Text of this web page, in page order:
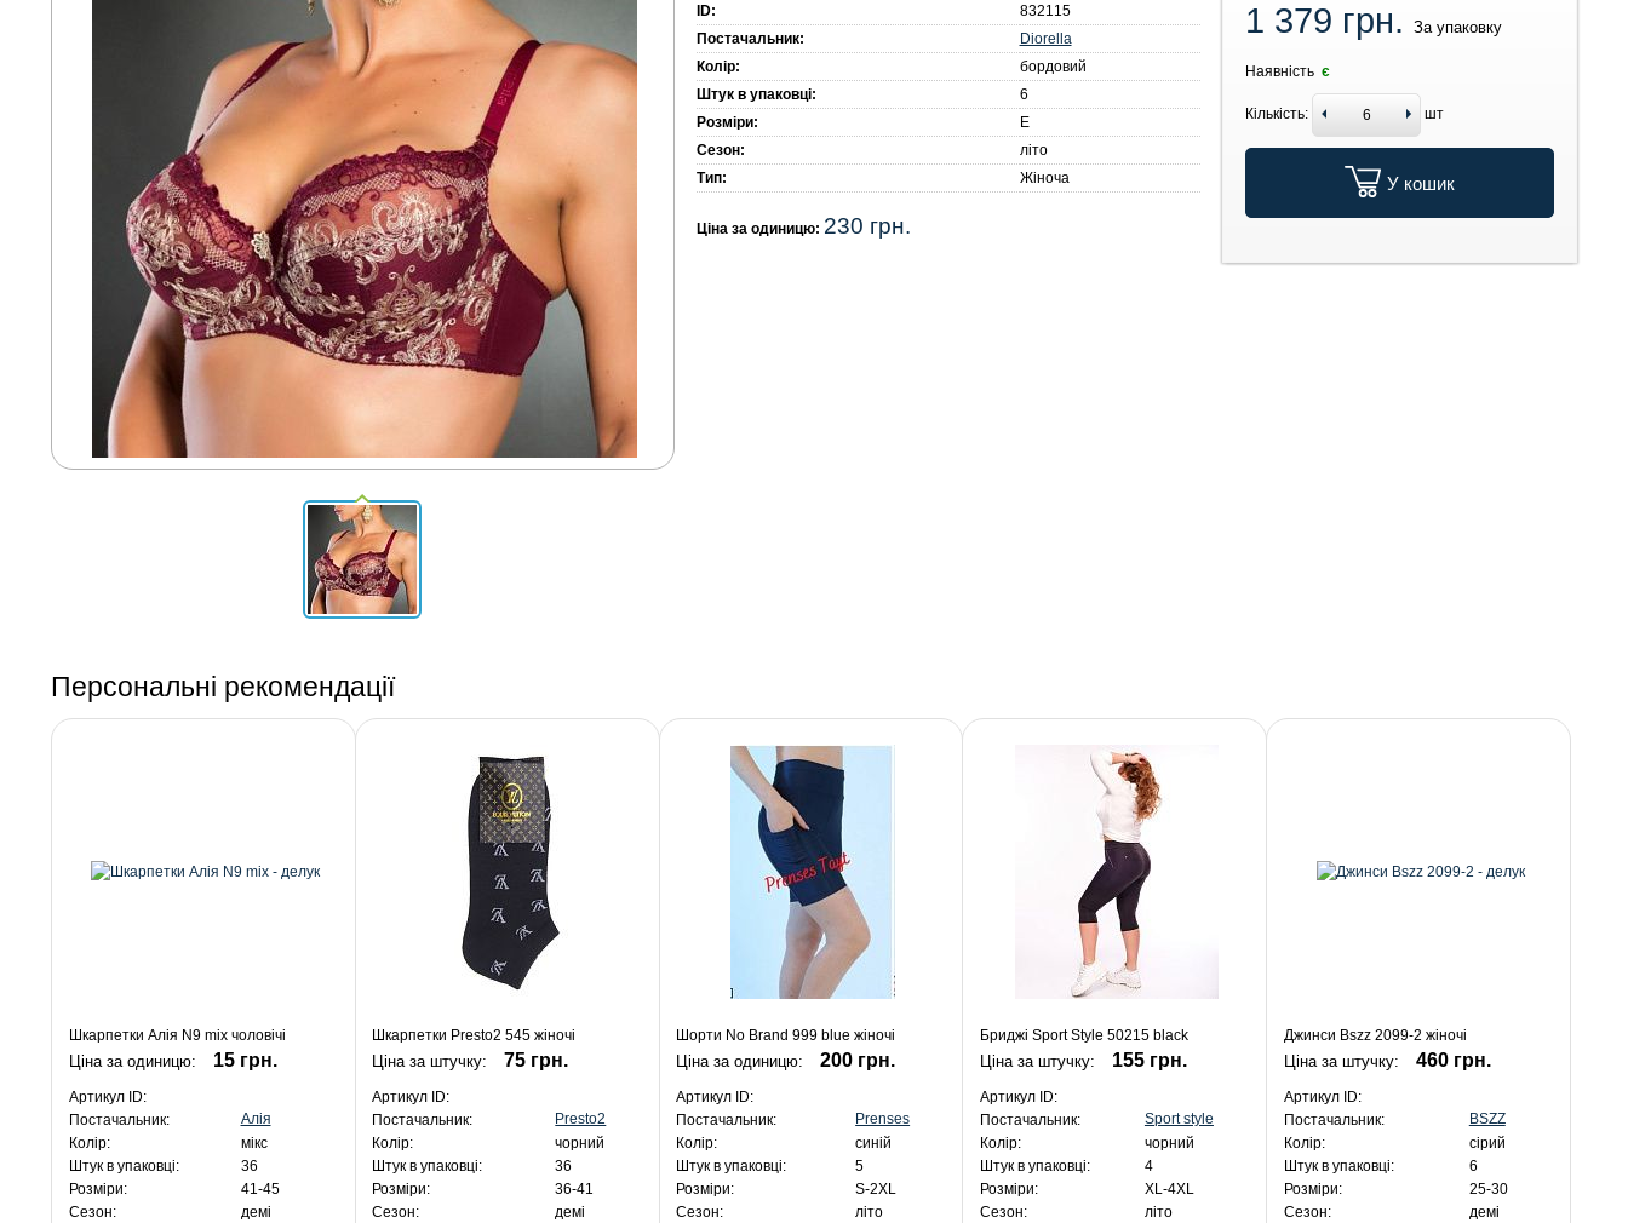
ID:
832115
Постачальник:
Diorella
Колір:
бордовий
Штук в упаковці:
6
Розміри:
E
Сезон:
літо
Тип:
Жіноча
Ціна за одиницю: 230 грн.
1 379 грн.За упаковку
Наявність є
Кількість: шт
У кошик
Персональні рекомендації
Шкарпетки Алія N9 mix чоловічі
Ціна за одиницю: 15 грн.
Артикул ID:
Постачальник:
Алія
Колір:
мікс
Штук в упаковці:
36
Розміри:
41-45
Сезон:
демі
Шкарпетки Presto2 545 жіночі
Ціна за штучку: 75 грн.
Артикул ID:
Постачальник:
Presto2
Колір:
чорний
Штук в упаковці:
36
Розміри:
36-41
Сезон:
демі
Шорти No Brand 999 blue жіночі
Ціна за одиницю: 200 грн.
Артикул ID:
Постачальник:
Prenses
Колір:
синій
Штук в упаковці:
5
Розміри:
S-2XL
Сезон:
літо
Бриджі Sport Style 50215 black
Ціна за штучку: 155 грн.
Артикул ID:
Постачальник:
Sport style
Колір:
чорний
Штук в упаковці:
4
Розміри:
XL-4XL
Сезон:
літо
Джинси Bszz 2099-2 жіночі
Ціна за штучку: 460 грн.
Артикул ID:
Постачальник:
BSZZ
Колір:
сірий
Штук в упаковці:
6
Розміри:
25-30
Сезон:
демі